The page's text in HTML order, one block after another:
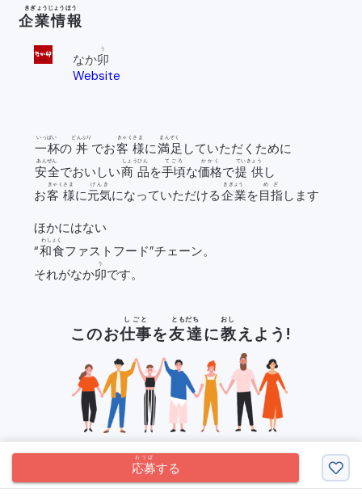
応募
おうぼ
する
企業情報
きぎょうじょうほう
なか卯
う
Website
一杯
いっぱい
の 丼
どんぶり
でお客様
きゃくさま
に満足
まんぞく
していただくために
安全
あんぜん
でおいしい商品
しょうひん
を手頃
てごろ
な価格
かかく
で提供
ていきょう
し
お客様
きゃくさま
に元気
げんき
になっていただける企業
きぎょう
を目指
めざ
します
ほかにはない
“和食
わしょく
ファストフード”チェーン。
それがなか卯
う
です。
このお仕事
しごと
を友達
ともだち
に教
おし
えよう!